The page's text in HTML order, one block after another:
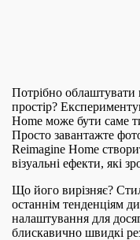
Потрібно
простір?
Home може бути саме
Просто завантажте
Reimagine Home
візуальні ефекти, які
Що його вирізняє?
останнім тенденціям
налаштування для
блискавично швидкі